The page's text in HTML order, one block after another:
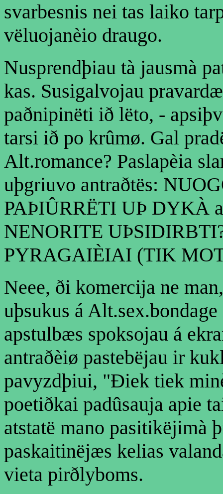
svarbesnis nei tas laiko
vëluojanèio draugo.
Nusprendþiau tà jausmà
kas. Susigalvojau
paðnipinëti ið lëto, -
tarsi ið po krûmø. Gal
Alt.romance? Paslapèia
uþgriuvo antraðtës:
PAÞIÛRRËTI UÞ DYKÀ
NENORITE
PYRAGAIÈIAI (TIK
Neee, ði komercija ne
uþsukus á
apstulbæs spoksojau á
antraðèiø pastebëjau ir
pavyzdþiui, "Ðiek tiek
poetiðkai padûsauja apie
atstatë mano pasitikëjimà
paskaitinëjæs kelias
vieta pirðlyboms.